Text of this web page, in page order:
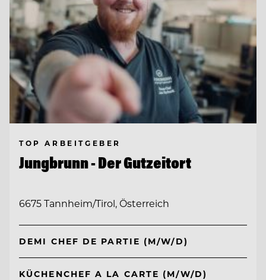
TOP ARBEITGEBER
Jungbrunn - Der Gutzeitort
6675 Tannheim/Tirol, Österreich
DEMI CHEF DE PARTIE (M/W/D)
KÜCHENCHEF A LA CARTE (M/W/D)